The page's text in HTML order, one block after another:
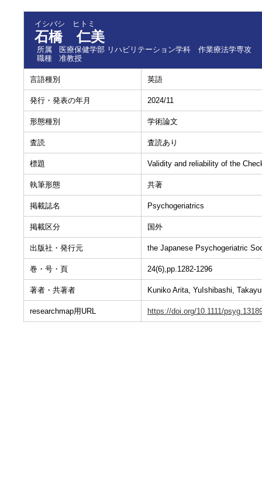
イシバシ ヒトミ
石橋 仁美
所属
医療保健学部 リハビリテーション学科 作業療法学専攻
職種
准教授
言語種別 英語
発行・発表の年月 2024/11
形態種別 学術論文
査読 査読あり
標題 Validity and reliability of the
執筆形態 共著
掲載誌名 Psychogeriatrics
掲載区分 国外
出版社・発行元 the Japanese Psychogeriatric
巻・号・頁 24(6),pp.1282-1296
著者・共著者 Kuniko Arita, YuIshibashi,
researchmap用URL https://doi.org/10.1111/